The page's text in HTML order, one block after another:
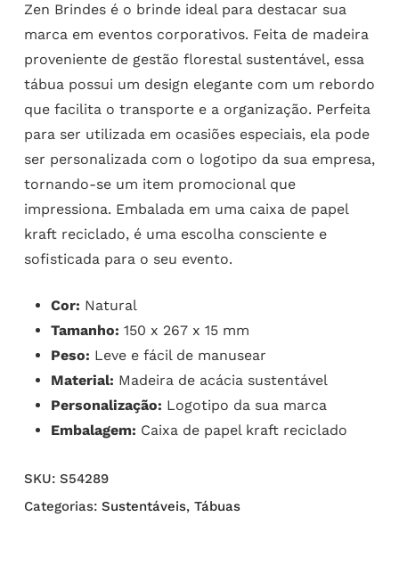
Zen Brindes é o brinde ideal para destacar sua
marca em eventos corporativos. Feita de madeira
proveniente de gestão florestal sustentável, essa
tábua possui um design elegante com um rebordo
que facilita o transporte e a organização. Perfeita
para ser utilizada em ocasiões especiais, ela pode
ser personalizada com o logotipo da sua empresa,
tornando-se um item promocional que
impressiona. Embalada em uma caixa de papel
kraft reciclado, é uma escolha consciente e
sofisticada para o seu evento.
Cor: Natural
Tamanho: 150 x 267 x 15 mm
Peso: Leve e fácil de manusear
Material: Madeira de acácia sustentável
Personalização: Logotipo da sua marca
Embalagem: Caixa de papel kraft reciclado
SKU: S54289
Categorias: Sustentáveis, Tábuas